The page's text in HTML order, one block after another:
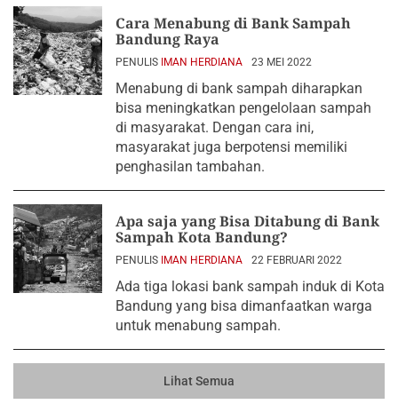
Cara Menabung di Bank Sampah
Bandung Raya
PENULIS IMAN HERDIANA 23 MEI 2022
Menabung di bank sampah diharapkan
bisa meningkatkan pengelolaan sampah
di masyarakat. Dengan cara ini,
masyarakat juga berpotensi memiliki
penghasilan tambahan.
Apa saja yang Bisa Ditabung di Bank
Sampah Kota Bandung?
PENULIS IMAN HERDIANA 22 FEBRUARI 2022
Ada tiga lokasi bank sampah induk di Kota
Bandung yang bisa dimanfaatkan warga
untuk menabung sampah.
Lihat Semua